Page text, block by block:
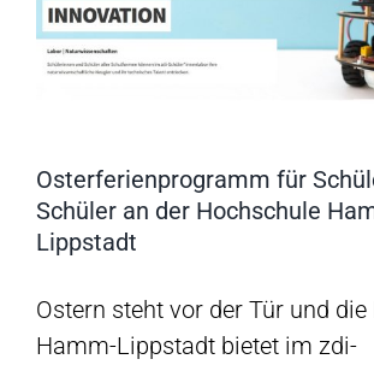
Osterferienprogramm für
Schüler an der Hochschule
Lippstadt
Ostern steht vor der Tür und
Hamm-Lippstadt bietet im zdi-